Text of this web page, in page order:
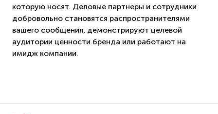
которую носят. Деловые партнеры и сотрудники
добровольно становятся распространителями
вашего сообщения, демонстрируют целевой
аудитории ценности бренда или работают на
имидж компании.